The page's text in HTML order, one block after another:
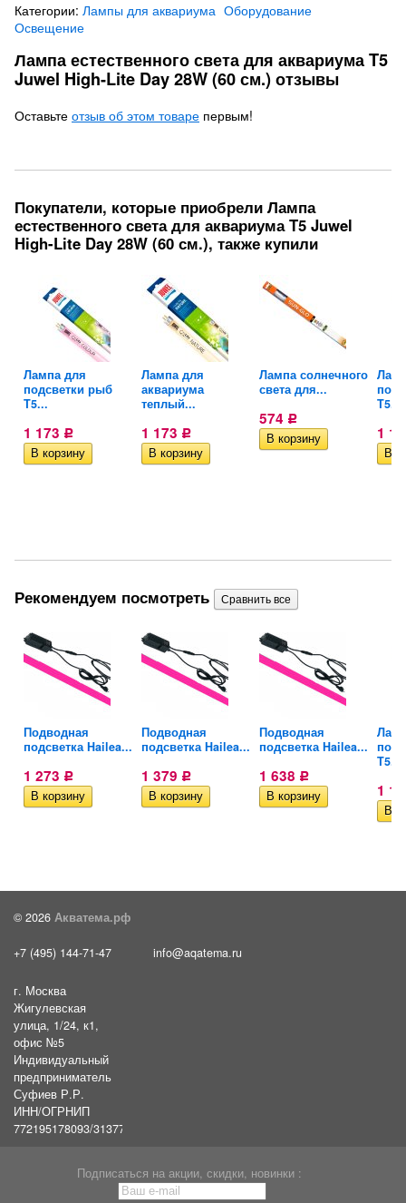
Категории: Лампы для аквариума Оборудование
Освещение
Лампа естественного света для аквариума T5
Juwel High-Lite Day 28W (60 см.) отзывы
Оставьте отзыв об этом товаре первым!
Покупатели, которые приобрели Лампа
естественного света для аквариума T5 Juwel
High-Lite Day 28W (60 см.), также купили
Лампа для
подсветки рыб
T5...
1 173 Р
Лампа для
аквариума
теплый...
1 173 Р
Лампа солнечного
света для...
574 Р
T5...
1
Рекомендуем посмотреть
Подводная
подсветка Hailea...
1 273 Р
Подводная
подсветка Hailea...
1 379 Р
Подводная
подсветка Hailea...
1 638 Р
T5...
1
© 2026 Акватема.рф
+7 (495) 144-71-47 info@aqatema.ru
г. Москва
Жигулевская
улица, 1/24, к1,
офис №5
Индивидуальный
предприниматель
Суфиев Р.Р.
ИНН/ОГРНИП
772195178093/31377461610054
Подписаться на акции, скидки, новинки :